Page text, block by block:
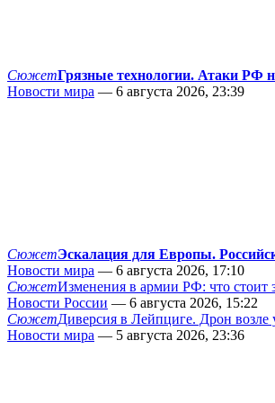
СюжетГрязные технологии. Атаки РФ
Новости мира — 6 августа 2026, 23:39
СюжетЭскалация для Европы.
Новости мира — 6 августа 2026, 17:10
СюжетИзменения в армии РФ: что стоит
Новости России — 6 августа 2026, 15:22
СюжетДиверсия в Лейпциге. Дрон возле
Новости мира — 5 августа 2026, 23:36